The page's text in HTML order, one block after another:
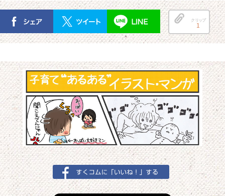
クリップ
1